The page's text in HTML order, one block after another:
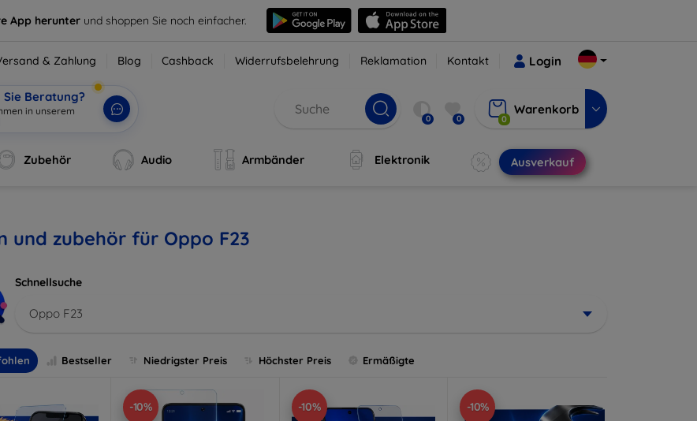
App herunter und shoppen Sie noch einfacher.
& Zahlung Blog Cashback Widerrufsbelehrung Reklamation Kontakt Login
Sie Beratung?
in unserem
0 0 0
Warenkorb
Zubehör Audio Armbänder Elektronik Ausverkauf
und zubehör für Oppo F23
Schnellsuche
Oppo F23
Bestseller Niedrigster Preis Höchster Preis Ermäßigte
-10% -10% -10%